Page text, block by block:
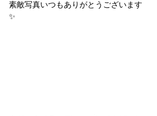
素敵写真いつもありがとうございます
✨